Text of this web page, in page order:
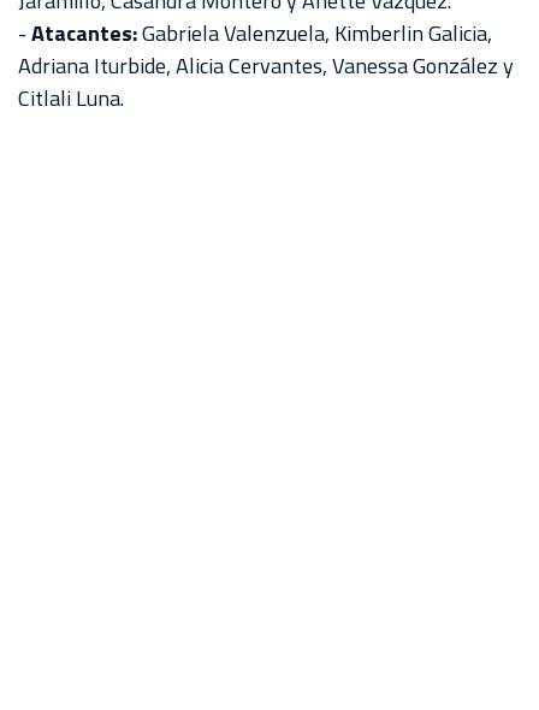
-Atacantes:Gabriela Valenzuela, Kimberlin Galicia,
Adriana Iturbide, Alicia Cervantes, Vanessa González y
Citlali Luna.